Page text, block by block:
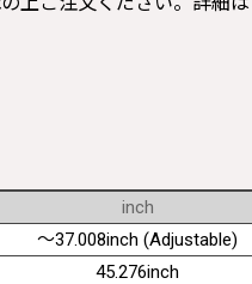
inch
〜37.008inch (Adjustable)
45.276inch